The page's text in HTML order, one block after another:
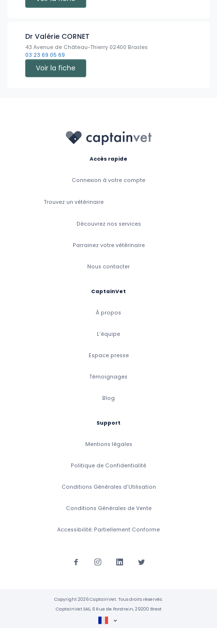
Dr Valérie CORNET
43 Avenue de Château-Thierry 02400 Brasles
03 23 69 05 69
Voir la fiche
Accès rapide
Connexion à votre compte
Trouvez un vétérinaire
Découvrez nos services
Parrainez votre vétérinaire
Nous contacter
CaptainVet
À propos
L'équipe
Espace presse
Témoignages
Blog
Support
Mentions légales
Politique de Confidentialité
Conditions Générales d'Utilisation
Conditions Générales de Vente
Accessibilité: Partiellement Conforme
Copyright 2026 CaptainVet. Tous droits réservés.
CaptainVet SAS, 6 Rue de Porstrein, 29200 Brest